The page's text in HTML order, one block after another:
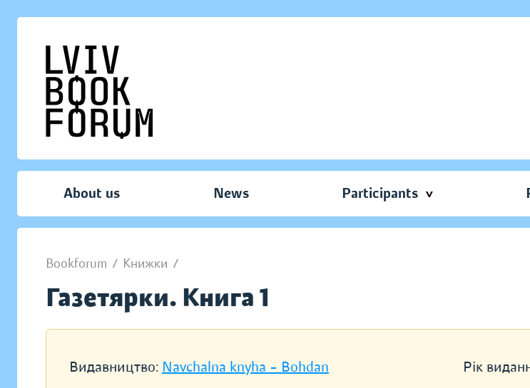
About us News Participants
Bookforum / Книжки /
Газетярки. Книга 1
Видавництво: Navchalna knyha – Bohdan
Рік